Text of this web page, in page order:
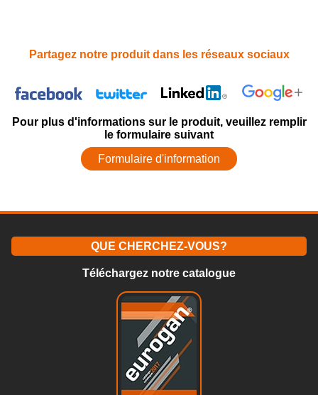
Partagez notre produit dans les réseaux sociaux
Pour plus d'informations sur le produit, veuillez remplir
le formulaire suivant
Formulaire d'information
QUE CHERCHEZ-VOUS?
Téléchargez notre catalogue